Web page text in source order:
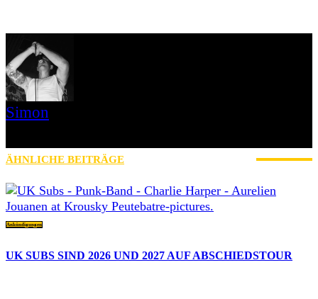
Simon
ÄHNLICHE BEITRÄGE
Ankündigungen
UK SUBS SIND 2026 UND 2027 AUF ABSCHIEDSTOUR